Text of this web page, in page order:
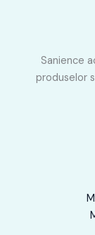
Sanience
produselor